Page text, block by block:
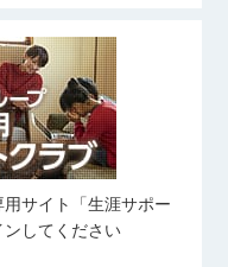
サイト「生涯サポー
ンしてください